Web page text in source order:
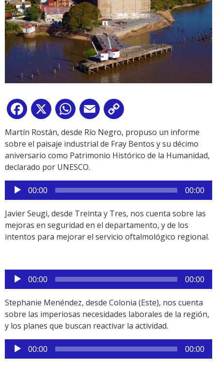
Facebook
X WhatsApp
Email
Link
Martín Rostán, desde Río Negro, propuso un informe
sobre el paisaje industrial de Fray Bentos y su décimo
aniversario como Patrimonio Histórico de la Humanidad,
declarado por UNESCO.
Reproductor
de
audio
00:00 00:00
Javier Seugi, desde Treinta y Tres, nos cuenta sobre las
mejoras en seguridad en el departamento, y de los
intentos para mejorar el servicio oftalmológico regional.
Reproductor
de
audio
00:00 00:00
Stephanie Menéndez, desde Colonia (Este), nos cuenta
sobre las imperiosas necesidades laborales de la región,
y los planes que buscan reactivar la actividad.
Reproductor
de
00:00 00:00